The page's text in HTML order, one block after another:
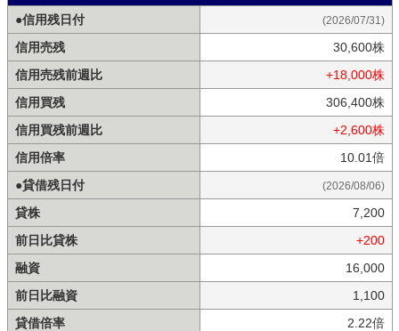
●信用残日付
(2026/07/31)
信用売残
30,600株
信用売残前週比
+18,000株
信用買残
306,400株
信用買残前週比
+2,600株
信用倍率
10.01倍
●貸借残日付
(2026/08/06)
貸株
7,200
前日比貸株
+200
融資
16,000
前日比融資
1,100
貸借倍率
2.22倍